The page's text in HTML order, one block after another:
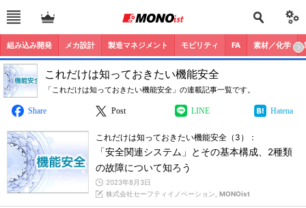
組み込み開発 メカ設計 製造マネジメント モビリティ FA 素材／化学
これだけは知っておきたい機能安全
「これだけは知っておきたい機能安全」の連載記事一覧です。
Share Post LINE Hatena
これだけは知っておきたい機能安全（3）：
「安全関連システム」とその基本構成、2種類
の故障について知ろう
2023年8月3日
株式会社セーフティイノベーション, MONOist